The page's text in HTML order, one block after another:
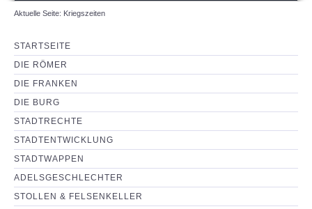
ZW-ZIRKEL
360 GRAD MAP
IMPRESSUM & KONTAKT
NEUIGKEITEN
PARTNERSEITEN
Aktuelle Seite: Kriegszeiten
STARTSEITE
DIE RÖMER
DIE FRANKEN
DIE BURG
STADTRECHTE
STADTENTWICKLUNG
STADTWAPPEN
ADELSGESCHLECHTER
STOLLEN & FELSENKELLER